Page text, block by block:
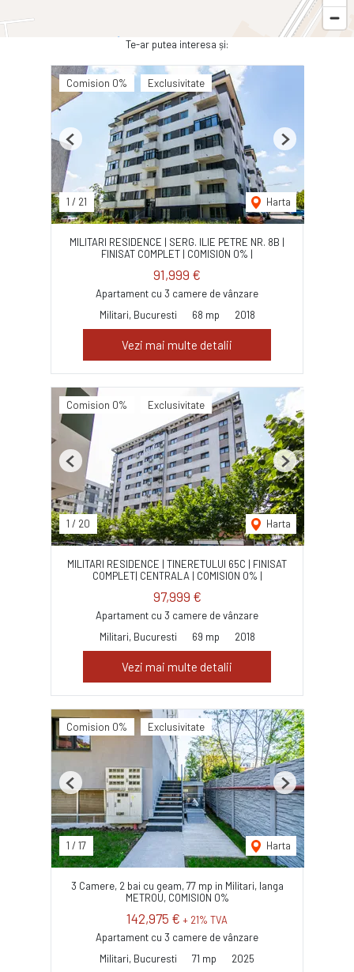
Te-ar putea interesa și:
Comision 0% Exclusivitate
1 / 21 Harta
Previous Next
MILITARI RESIDENCE | SERG. ILIE PETRE NR. 8B |
FINISAT COMPLET | COMISION 0% |
91,999 €
Apartament cu 3 camere de vânzare
Militari, Bucuresti
68 mp 2018
Vezi mai multe detalii
Comision 0% Exclusivitate
1 / 20 Harta
Previous Next
MILITARI RESIDENCE | TINERETULUI 65C | FINISAT
COMPLET| CENTRALA | COMISION 0% |
97,999 €
Apartament cu 3 camere de vânzare
Militari, Bucuresti
69 mp 2018
Vezi mai multe detalii
Comision 0% Exclusivitate
1 / 17 Harta
Previous Next
3 Camere, 2 bai cu geam, 77 mp in Militari, langa
METROU, COMISION 0%
142,975 € + 21% TVA
Apartament cu 3 camere de vânzare
Militari, Bucuresti
71 mp 2025